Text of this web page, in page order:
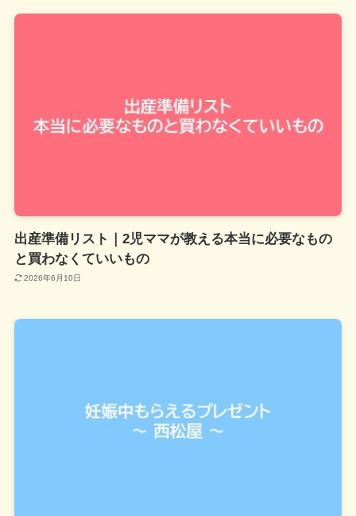
出産準備リスト｜2児ママが教える本当に必要なもの
と買わなくていいもの
2026年6月10日